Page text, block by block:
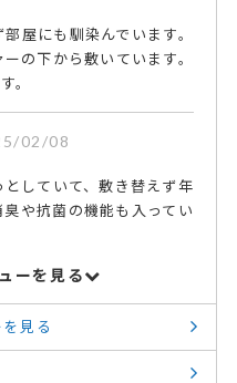
屋にも馴染んでいます。
の下から敷いています。
。
02/08
していて、敷き替えず年
や抗菌の機能も入ってい
ーを見る
見る